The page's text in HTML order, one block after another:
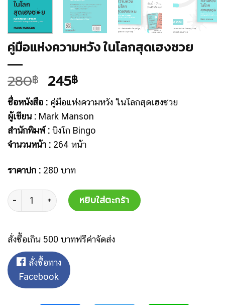
คู่มือแห่งความหวัง ในโลกสุดเฮงซวย
280฿ 245฿
ชื่อหนังสือ : คู่มือแห่งความหวัง ในโลกสุดเฮงซวย
ผู้เขียน : Mark Manson
สำนักพิมพ์ : บิงโก Bingo
จำนวนหน้า : 264 หน้า
ราคาปก : 280 บาท
จำนวน หยิบใส่ตะกร้า
สั่งซื้อเกิน 500 บาทฟรีค่าจัดส่ง
สั่งซื้อทาง
Facebook